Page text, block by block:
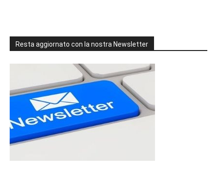
Resta aggiornato con la nostra Newsletter